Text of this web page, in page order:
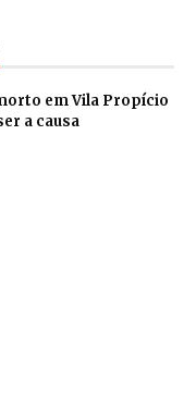
em Vila Propício
a causa